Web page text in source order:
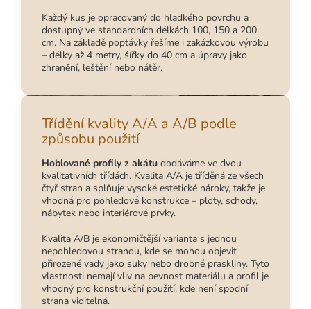
Každý kus je opracovaný do hladkého povrchu a
dostupný ve standardních délkách 100, 150 a 200
cm. Na základě poptávky řešíme i zakázkovou výrobu
– délky až 4 metry, šířky do 40 cm a úpravy jako
zhranění, leštění nebo nátěr.
Třídění kvality A/A a A/B podle
způsobu použití
Hoblované profily z akátu dodáváme ve dvou
kvalitativních třídách. Kvalita A/A je tříděná ze všech
čtyř stran a splňuje vysoké estetické nároky, takže je
vhodná pro pohledové konstrukce – ploty, schody,
nábytek nebo interiérové prvky.
Kvalita A/B je ekonomičtější varianta s jednou
nepohledovou stranou, kde se mohou objevit
přirozené vady jako suky nebo drobné praskliny. Tyto
vlastnosti nemají vliv na pevnost materiálu a profil je
vhodný pro konstrukční použití, kde není spodní
strana viditelná.